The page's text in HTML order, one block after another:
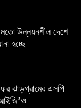
উন্নয়নশীল দেশে
হচ্ছে
ঝাড়গ্রামের এসপি